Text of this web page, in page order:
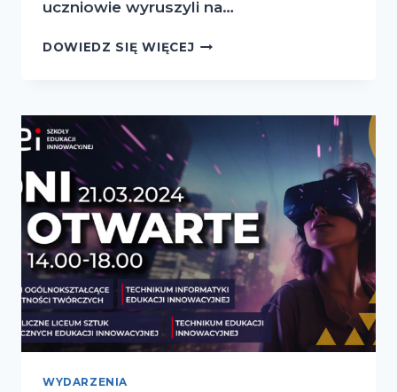
uczniowie wyruszyli na…
DOWIEDZ SIĘ WIĘCEJPODRÓŻE
WYDARZENIA